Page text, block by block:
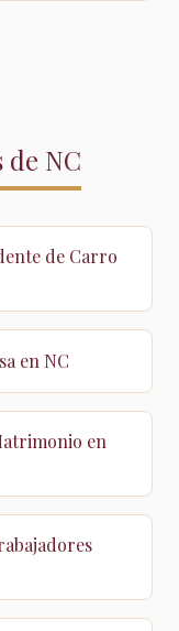
de NC
de Carro
en NC
en